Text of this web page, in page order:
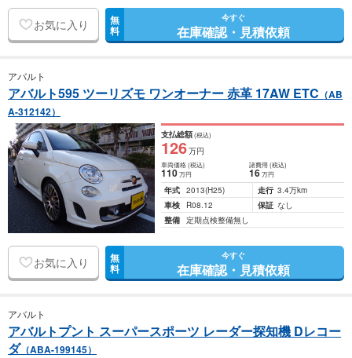
お気に入り 無
料
今すぐ
在庫確認・見積依頼
アバルト
アバルト595 ツーリズモ ワンオーナー 赤革 17AW ETC （AB
A-312142）
支払総額(税込)
126万円
車両価格(税込)
110万円
諸費用 (税込)
16 万円
年式 2013(H25) 走行 3.4万km
車検
R08.12 保証 なし
整備 定期点検整備無し
お気に入り 無
料
今すぐ
在庫確認・見積依頼
アバルト
アバルトプント スーパースポーツ レーダー探知機 Dレコー
ダ（ABA-199145）